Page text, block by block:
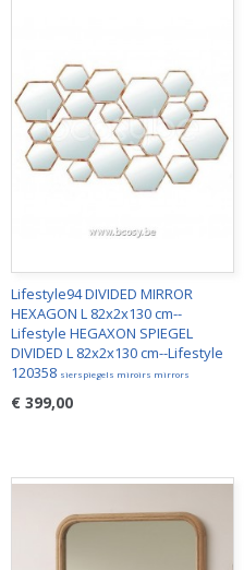
Lifestyle94 DIVIDED MIRROR
HEXAGON L 82x2x130 cm--
Lifestyle HEGAXON SPIEGEL
DIVIDED L 82x2x130 cm--Lifestyle
120358 sierspiegels miroirs mirrors
€ 399,00